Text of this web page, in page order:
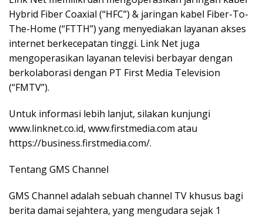
Hybrid Fiber Coaxial (“HFC”) & jaringan kabel Fiber-To-
The-Home (“FTTH”) yang menyediakan layanan akses
internet berkecepatan tinggi. Link Net juga
mengoperasikan layanan televisi berbayar dengan
berkolaborasi dengan PT First Media Television
(“FMTV”).
Untuk informasi lebih lanjut, silakan kunjungi
www.linknet.co.id, www.firstmedia.com atau
https://business.firstmedia.com/.
Tentang GMS Channel
GMS Channel adalah sebuah channel TV khusus bagi
berita damai sejahtera, yang mengudara sejak 1